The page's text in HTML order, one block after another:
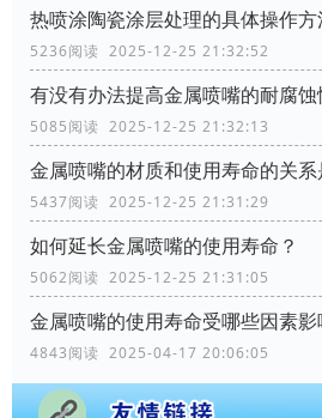
热喷涂陶瓷涂层处理的具体操作方
5236阅读 2025-12-25 21:32:52
有没有办法提高金属喷嘴的耐腐蚀
5085阅读 2025-12-25 21:32:13
金属喷嘴的材质和使用寿命的关系
5437阅读 2025-12-25 21:31:29
如何延长金属喷嘴的使用寿命？
5062阅读 2025-12-25 21:31:05
金属喷嘴的使用寿命受哪些因素影
4843阅读 2025-04-17 20:06:05